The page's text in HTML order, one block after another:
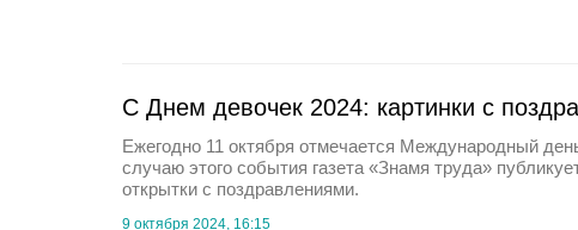
С Днем девочек 2024: картинки с
Ежегодно 11 октября отмечается Международный
случаю этого события газета «Знамя труда»
открытки с поздравлениями.
9 октября 2024, 16:15